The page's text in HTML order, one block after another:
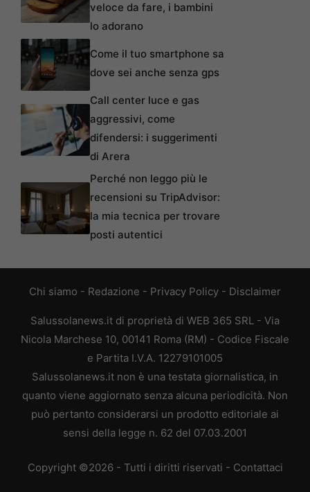
veloce da fare, i bambini
lo adorano
Come il tuo smartphone sa
dove sei anche senza gps
Call center luce e gas
aggressivi, come
difendersi: i suggerimenti
di Arera
Perché non leggo più le
recensioni su TripAdvisor:
la mia tecnica per trovare
posti autentici
Chi siamo - Redazione - Privacy Policy - Disclaimer
Salussolanews.it di proprietà di WEB 365 SRL - Via
Nicola Marchese 10, 00141 Roma (RM) - Codice Fiscale
e Partita I.V.A. 12279101005
Salussolanews.it non è una testata giornalistica, in
quanto viene aggiornato senza alcuna periodicità. Non
può pertanto considerarsi un prodotto editoriale ai
sensi della legge n. 62 del 07.03.2001
Copyright ©2026 - Tutti i diritti riservati - Contattaci